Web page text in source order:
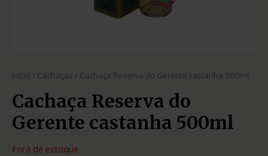
Início / Cachaças / Cachaça Reserva do Gerente castanha 500ml
Cachaça Reserva do
Gerente castanha 500ml
Fora de estoque